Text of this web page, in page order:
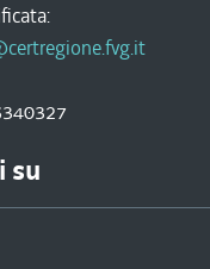
su